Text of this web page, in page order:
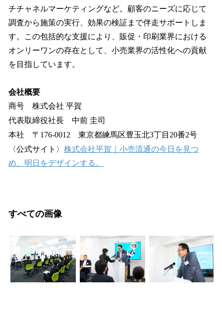
チチャネルマーケティングなど。顧客のニーズに応じて
調査から施策の実行、効果の検証まで伴走サポートしま
す。この包括的な支援により、販促・印刷業界における
オンリーワンの存在として、小売業界の活性化への貢献
を目指しています。
会社概要
商号 株式会社 平賀
代表取締役社長 中前 圭司
本社 〒176-0012 東京都練馬区豊玉北3丁目20番2号
〈公式サイト〉 株式会社平賀｜小売流通の今日を見つ
め、明日をデザインする。
すべての画像